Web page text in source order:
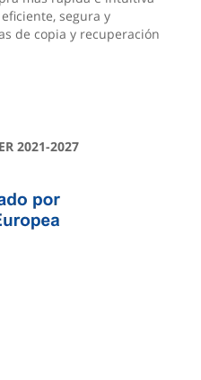
segura y
de copia y recuperación
2021-2027